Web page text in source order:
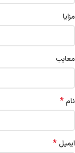
مزایا
معایب
نام*
ایمیل*